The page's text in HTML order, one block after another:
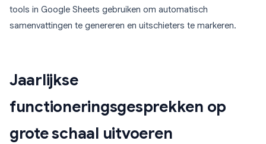
tools in Google Sheets gebruiken om automatisch
samenvattingen te genereren en uitschieters te markeren.
Jaarlijkse
functioneringsgesprekken op
grote schaal uitvoeren